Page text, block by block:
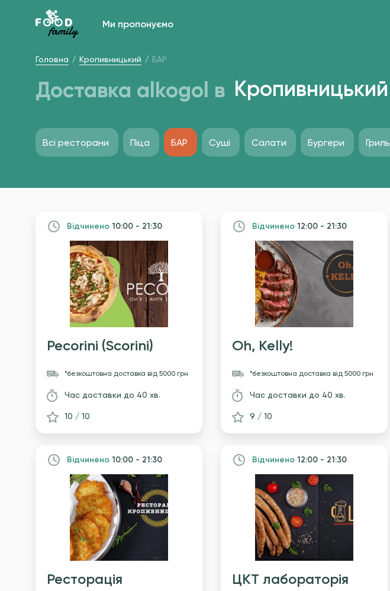
Ми пропонуємо
Головна Кропивницький БАР
Доставка alkogol в Кропивницький
Всі ресторани Піца БАР Суші Салати Бургери Гриль
Вiдчинено 10:00 - 21:30
Pecorini (Scorini)
*безкоштовна доставка вiд 5000 грн
Час доставки до 40 хв.
10 / 10
Вiдчинено12:00 - 21:30
Oh, Kelly!
*безкоштовна доставка вiд 5000 грн
Час доставки до 40 хв.
9 / 10
Вiдчинено 10:00 - 21:30
Ресторація
Вiдчинено12:00 - 21:30
ЦКТ лабораторія